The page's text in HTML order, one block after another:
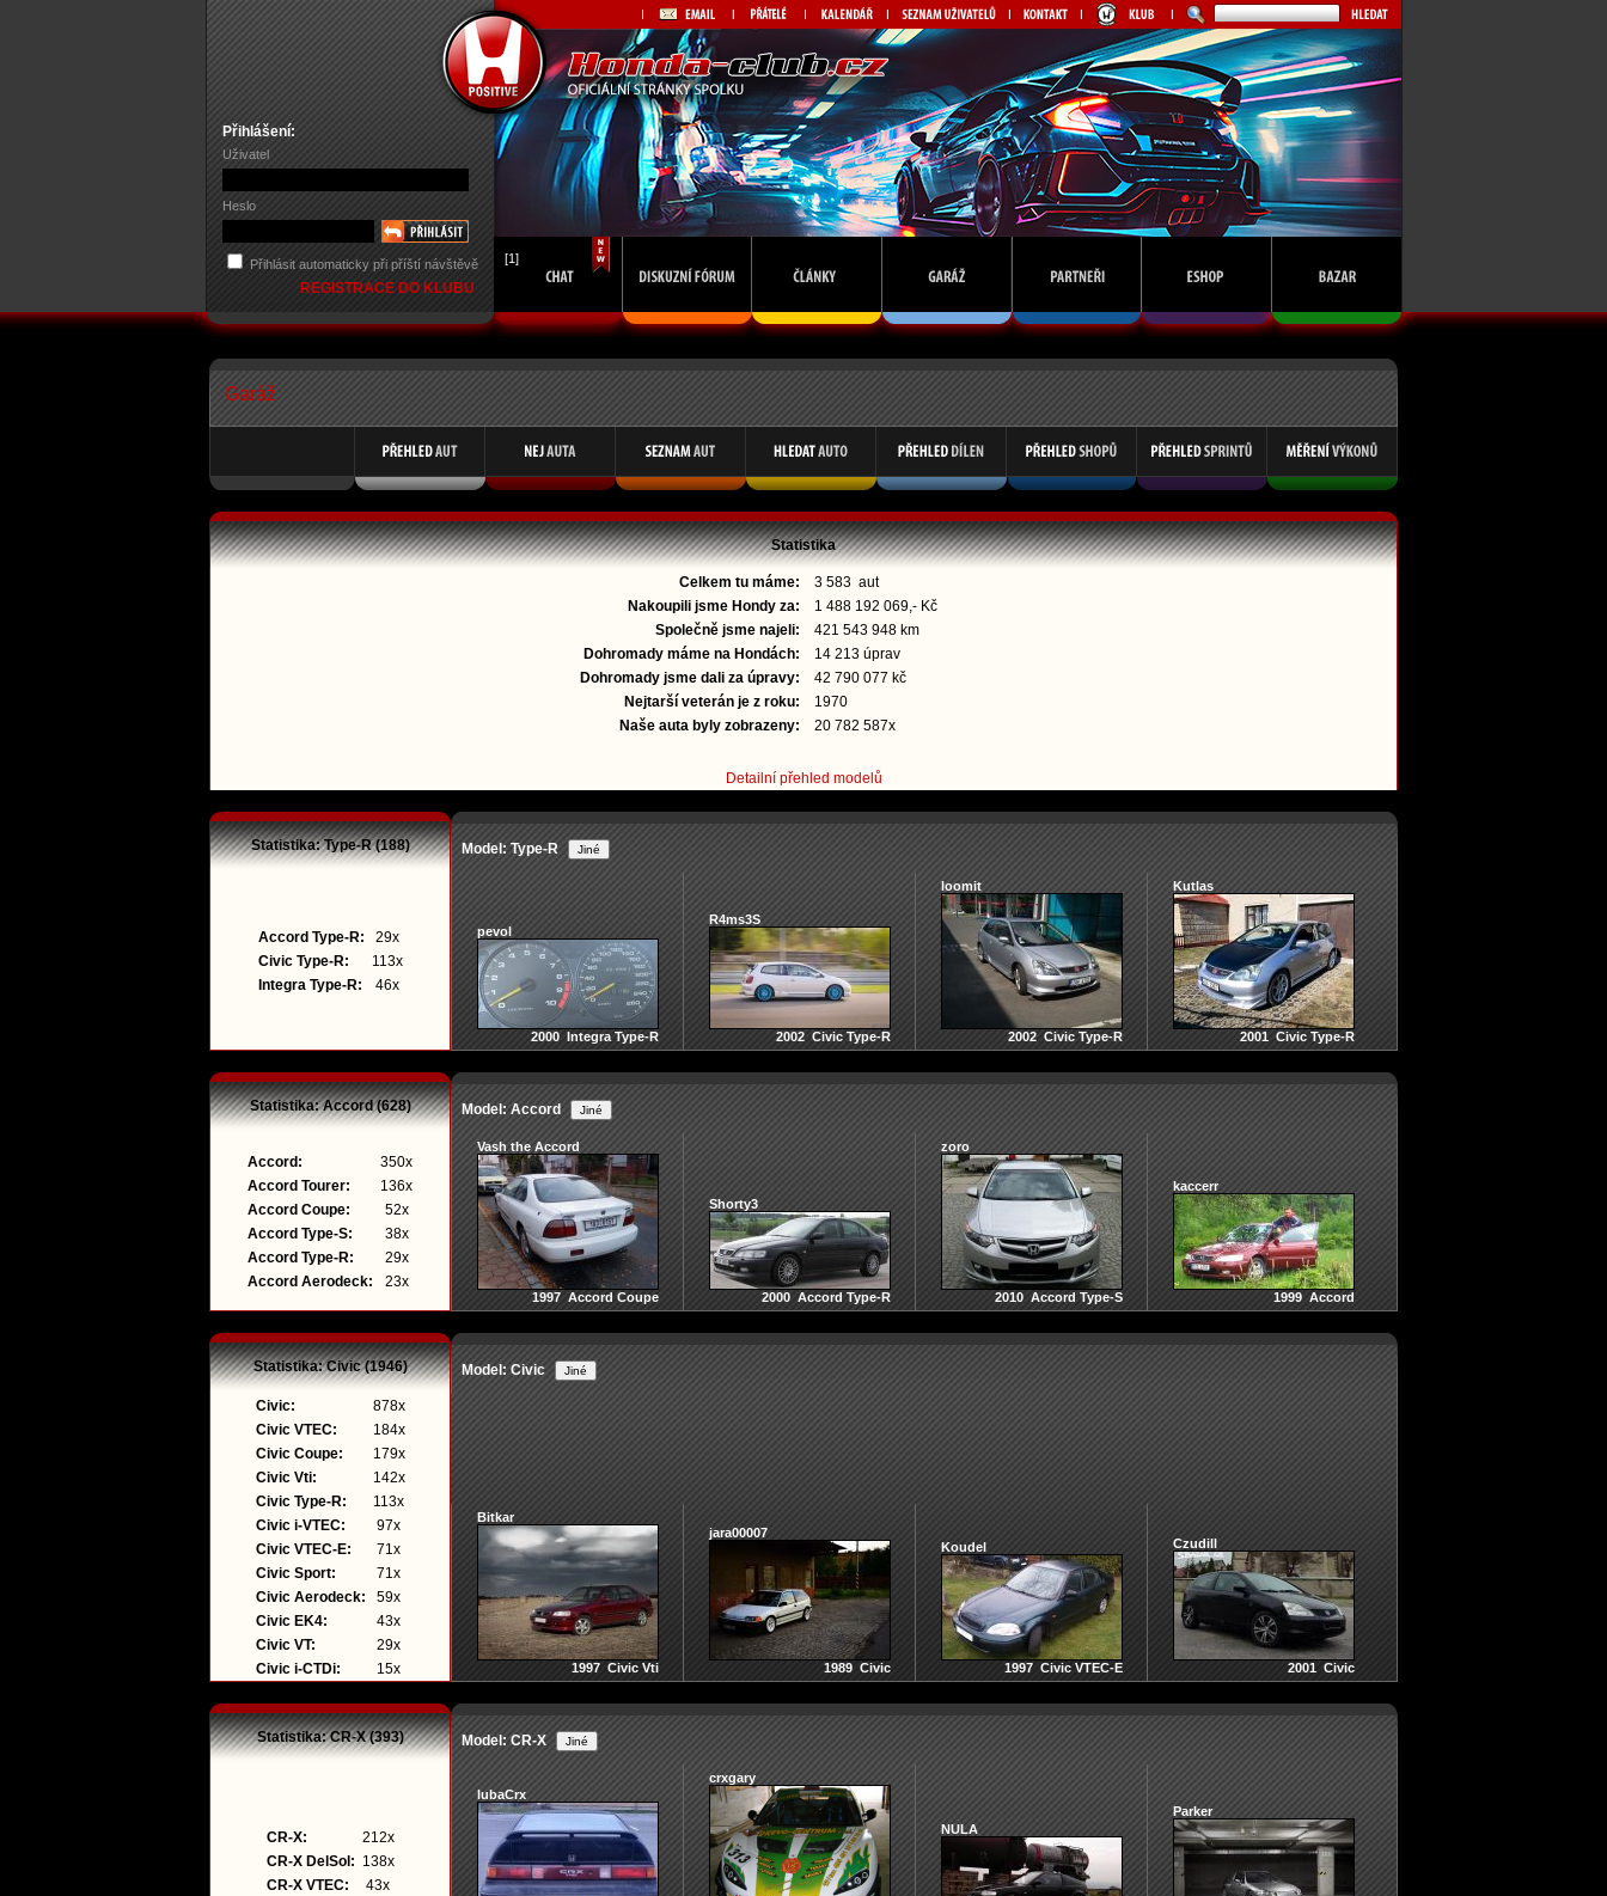
Přihlášení:
Uživatel
Heslo
Přihlásit automaticky při příští návštěvě
REGISTRACE DO KLUBU
[1]
Garáž
Statistika
Celkem tu máme:
3 583 aut
Nakoupili jsme Hondy za:
1 488 192 069,- Kč
Společně jsme najeli:
421 543 948 km
Dohromady máme na Hondách:
14 213 úprav
Dohromady jsme dali za úpravy:
42 790 077 kč
Nejtarší veterán je z roku:
1970
Naše auta byly zobrazeny:
20 782 587x
Detailní přehled modelů
Statistika: Type-R (188) Model: Type-R
Accord Type-R:
29x
Civic Type-R:
113x
Integra Type-R:
46x
pevol
2000 Integra Type-R
R4ms3S
2002 Civic Type-R
loomit
2002 Civic Type-R
Kutlas
2001 Civic Type-R
Statistika: Accord (628) Model: Accord
Accord:
350x
Accord Tourer:
136x
Accord Coupe:
52x
Accord Type-S:
38x
Accord Type-R:
29x
Accord Aerodeck:
23x
Vash the Accord
1997 Accord Coupe
Shorty3
2000 Accord Type-R
zoro
2010 Accord Type-S
kaccerr
1999 Accord
Statistika: Civic (1946) Model: Civic
Civic:
878x
Civic VTEC:
184x
Civic Coupe:
179x
Civic Vti:
142x
Civic Type-R:
113x
Civic i-VTEC:
97x
Civic VTEC-E:
71x
Civic Sport:
71x
Civic Aerodeck:
59x
Civic EK4:
43x
Civic VT:
29x
Civic i-CTDi:
15x
Bitkar
1997 Civic Vti
jara00007
1989 Civic
Koudel
1997 Civic VTEC-E
Czudill
2001 Civic
Statistika: CR-X (393) Model: CR-X
CR-X:
212x
CR-X DelSol: 138x
CR-X VTEC:
43x
lubaCrx
crxgary
NULA
Parker